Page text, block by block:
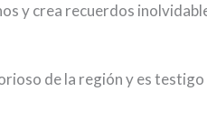
y crea recuerdos
de la región y es